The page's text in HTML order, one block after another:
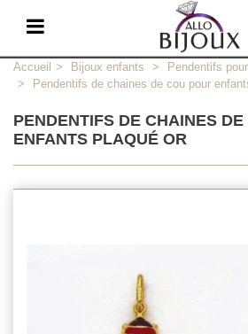
Accueil > Bijoux enfants >
Pendentifs
>
Pendentifs de chaines de cou pour
PENDENTIFS DE CHAINES
ENFANTS PLAQUÉ OR